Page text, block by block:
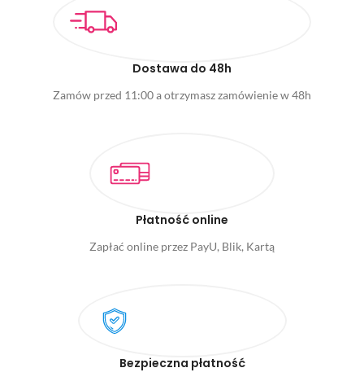
Dostawa do 48h
Zamów przed 11:00 a otrzymasz zamówienie w 48h
Płatność online
Zapłać online przez PayU, Blik, Kartą
Bezpieczna płatność